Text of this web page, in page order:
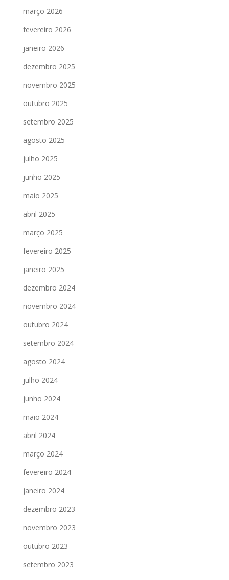
março 2026
fevereiro 2026
janeiro 2026
dezembro 2025
novembro 2025
outubro 2025
setembro 2025
agosto 2025
julho 2025
junho 2025
maio 2025
abril 2025
março 2025
fevereiro 2025
janeiro 2025
dezembro 2024
novembro 2024
outubro 2024
setembro 2024
agosto 2024
julho 2024
junho 2024
maio 2024
abril 2024
março 2024
fevereiro 2024
janeiro 2024
dezembro 2023
novembro 2023
outubro 2023
setembro 2023